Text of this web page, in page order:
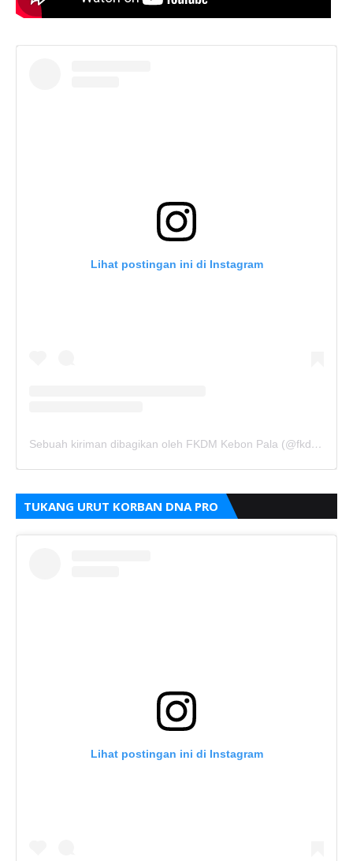
Lihat postingan ini di Instagram
Sebuah kiriman dibagikan oleh FKDM Kebon Pala (@fkdm_kebonpala)
TUKANG URUT KORBAN DNA PRO
Lihat postingan ini di Instagram